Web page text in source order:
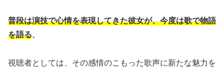
普段は演技で心情を表現してきた彼女が、今度は歌で物語
を語る。
視聴者としては、その感情のこもった歌声に新たな魅力を